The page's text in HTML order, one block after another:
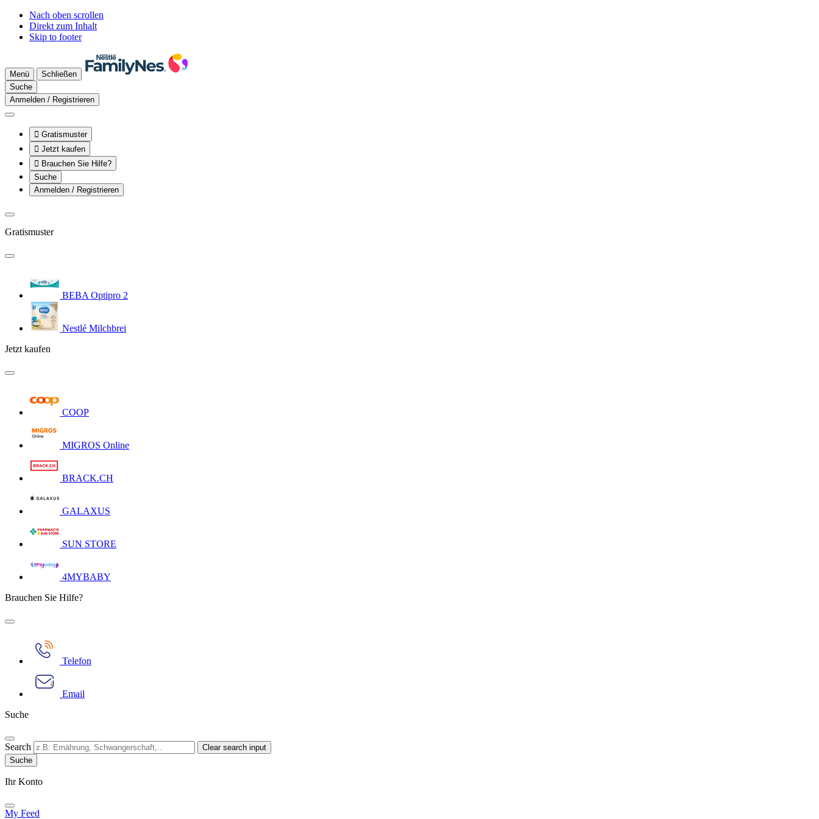
Nach oben scrollen
Direkt zum Inhalt
Skip to footer
Menü
Schließen
Suche
Anmelden / Registrieren
 Gratismuster
 Jetzt kaufen
 Brauchen Sie Hilfe?
Suche
Anmelden / Registrieren
Gratismuster
BEBA Optipro 2
Nestlé Milchbrei
Jetzt kaufen
COOP
MIGROS Online
BRACK.CH
GALAXUS
SUN STORE
4MYBABY
Brauchen Sie Hilfe?
Telefon
Email
Suche
Search Clear search input
Ihr Konto​
My Feed